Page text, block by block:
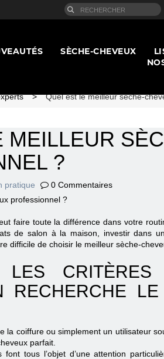
SÈCHE-CHEVEUX
> Quel est le meilleur sèche-
MEILLEUR
?
pratique 0 Commentaires
faire toute la différence dans votre
de salon à la maison, investir dans
difficile de choisir le meilleur sèche-
LES
RECHERCHE
la coiffure ou simplement un utilisateur
parfait.
font tous l’objet d’une attention